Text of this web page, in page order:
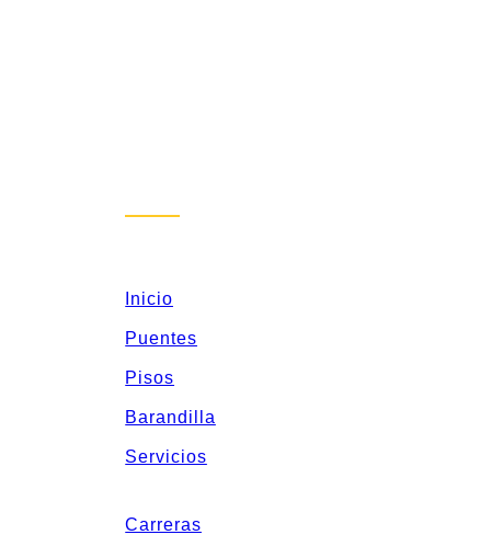
Inicio
Puentes
Pisos
Barandilla
Servicios
Carreras